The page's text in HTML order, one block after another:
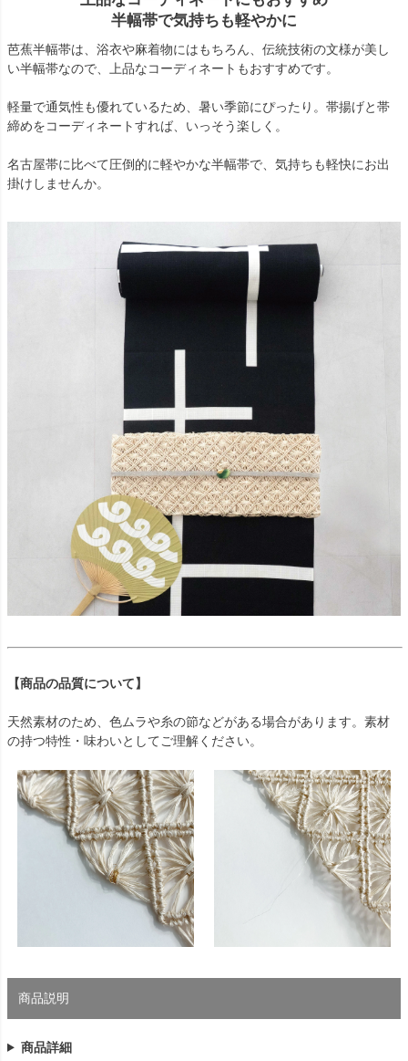
半幅帯で気持ちも軽やかに
芭蕉半幅帯は、浴衣や麻着物にはもちろん、伝統技術の文様が美し
い半幅帯なので、上品なコーディネートもおすすめです。
軽量で通気性も優れているため、暑い季節にぴったり。帯揚げと帯
締めをコーディネートすれば、いっそう楽しく。
名古屋帯に比べて圧倒的に軽やかな半幅帯で、気持ちも軽快にお出
掛けしませんか。
【商品の品質について】
天然素材のため、色ムラや糸の節などがある場合があります。素材
の持つ特性・味わいとしてご理解ください。
商品説明
商品詳細